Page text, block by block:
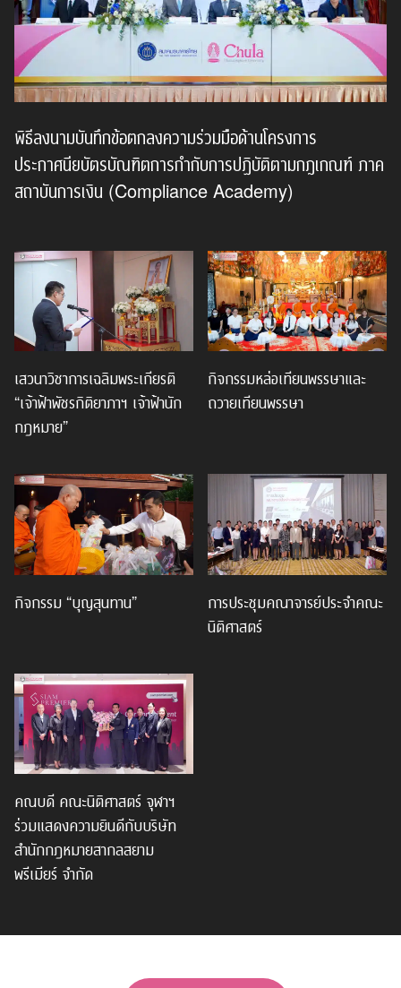
พิธีลงนามบันทึกข้อตกลงความร่วมมือด้านโครงการ
ประกาศนียบัตรบัณฑิตการกำกับการปฏิบัติตามกฎเกณฑ์ ภาค
สถาบันการเงิน (Compliance Academy)
เสวนาวิชาการเฉลิมพระเกียรติ
“เจ้าฟ้าพัชรกิติยาภาฯ เจ้าฟ้านัก
กฎหมาย”
กิจกรรมหล่อเทียนพรรษาและ
ถวายเทียนพรรษา
กิจกรรม “บุญสุนทาน”
การประชุมคณาจารย์ประจำคณะ
นิติศาสตร์
คณบดี คณะนิติศาสตร์ จุฬาฯ
ร่วมแสดงความยินดีกับบริษัท
สำนักกฎหมายสากลสยาม
พรีเมียร์ จำกัด